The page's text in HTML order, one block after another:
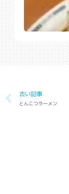
古い記事
とんこつラーメン